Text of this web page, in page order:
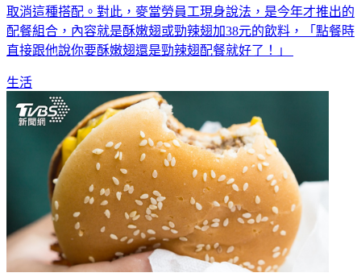
取消這種搭配。對此，麥當勞員工現身說法，是今年才推出的
配餐組合，內容就是酥嫩翅或勁辣翅加38元的飲料，「點餐時
直接跟他說你要酥嫩翅還是勁辣翅配餐就好了！」
生活